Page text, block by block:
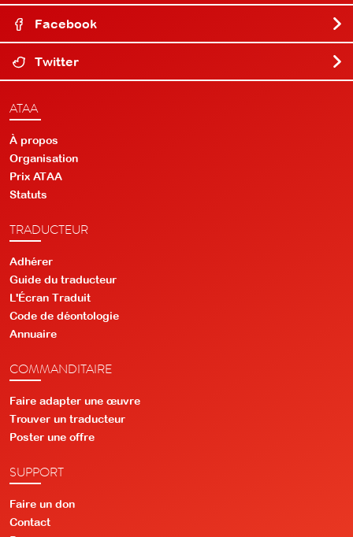
Facebook
Twitter
ATAA
À propos
Organisation
Prix ATAA
Statuts
TRADUCTEUR
Adhérer
Guide du traducteur
L'Écran Traduit
Code de déontologie
Annuaire
COMMANDITAIRE
Faire adapter une œuvre
Trouver un traducteur
Poster une offre
SUPPORT
Faire un don
Contact